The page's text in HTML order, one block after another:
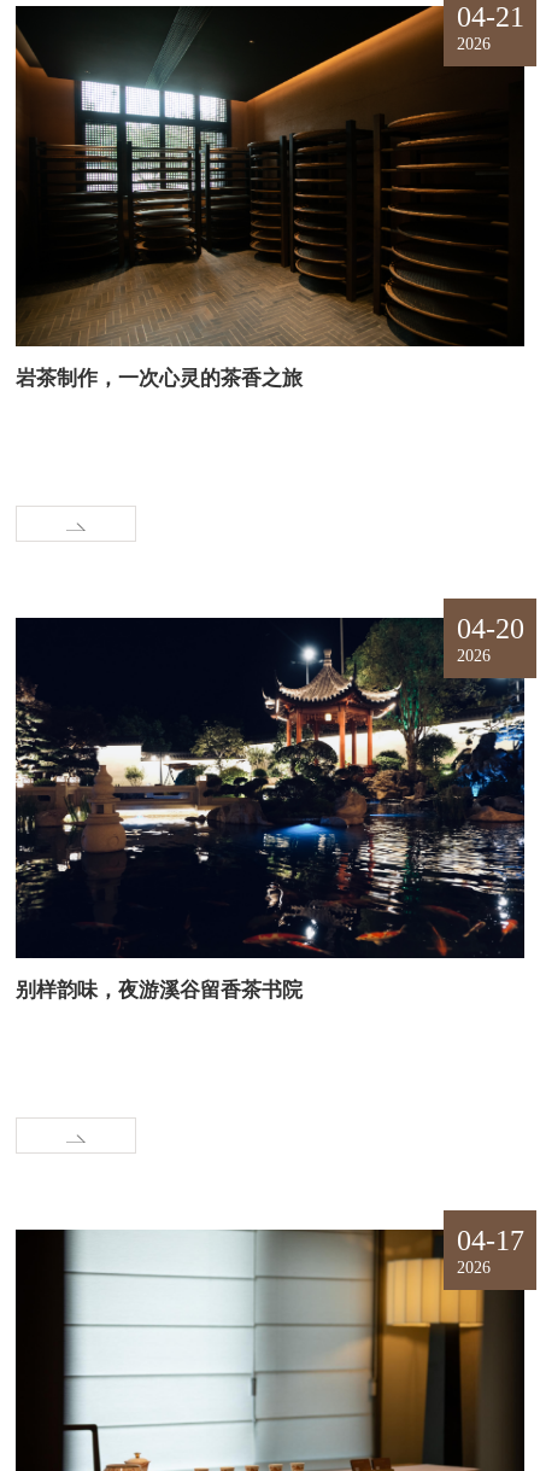
04-21
2026
岩茶制作，一次心灵的茶香之旅
04-20
2026
别样韵味，夜游溪谷留香茶书院
04-17
2026